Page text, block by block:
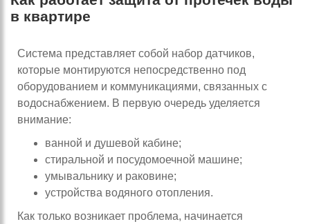
в квартире
Система представляет собой набор датчиков,
которые монтируются непосредственно под
оборудованием и коммуникациями, связанных с
водоснабжением. В первую очередь уделяется
внимание:
ванной и душевой кабине;
стиральной и посудомоечной машине;
умывальнику и раковине;
устройства водяного отопления.
Как только возникает проблема, начинается